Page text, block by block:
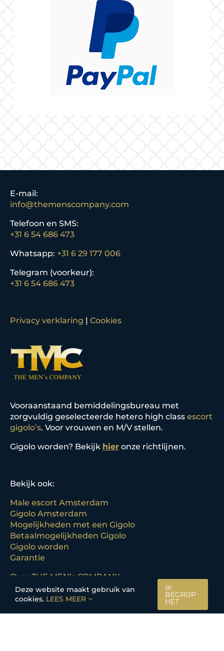
E-mail:
info@themenscompany.com
Telefoon en SMS:
+31 6 54 686 473
Whatsapp: +31 6 29 177 006
Telegram (voorkeur):
+31 6 54 686 473
Privacy verklaring | Cookies
Vooraanstaand bemiddelingsbureau met
zorgvuldig geselecteerde hetero high class escort
gigolo’s. Voor vrouwen en M/V stellen.
Gigolo worden? Bekijk hier onze richtlijnen.
Bekijk ook:
Male escort Amsterdam
Gigolo Amsterdam
Mogelijkheden met een Gigolo
Betaalmogelijkheden Gigolo
Gigolo worden
Garantie
Over THE MEN’s COMPANY
Blog
Veelgestelde vragen
Deze website maakt gebruik van
cookies. LEES MEER
IK
BEGRIJP
HET